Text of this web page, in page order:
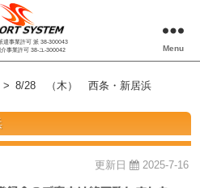
株
式
会
サ
ー
遣事業許可 派 38-300043
事業許可 38-ユ-300042
Menu
> 8/28 （木） 西条・新居浜
更新日 2025-7-16